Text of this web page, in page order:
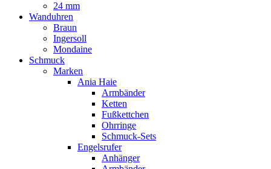
24 mm
Wanduhren
Braun
Ingersoll
Mondaine
Schmuck
Marken
Ania Haie
Armbänder
Ketten
Fußkettchen
Ohrringe
Schmuck-Sets
Engelsrufer
Anhänger